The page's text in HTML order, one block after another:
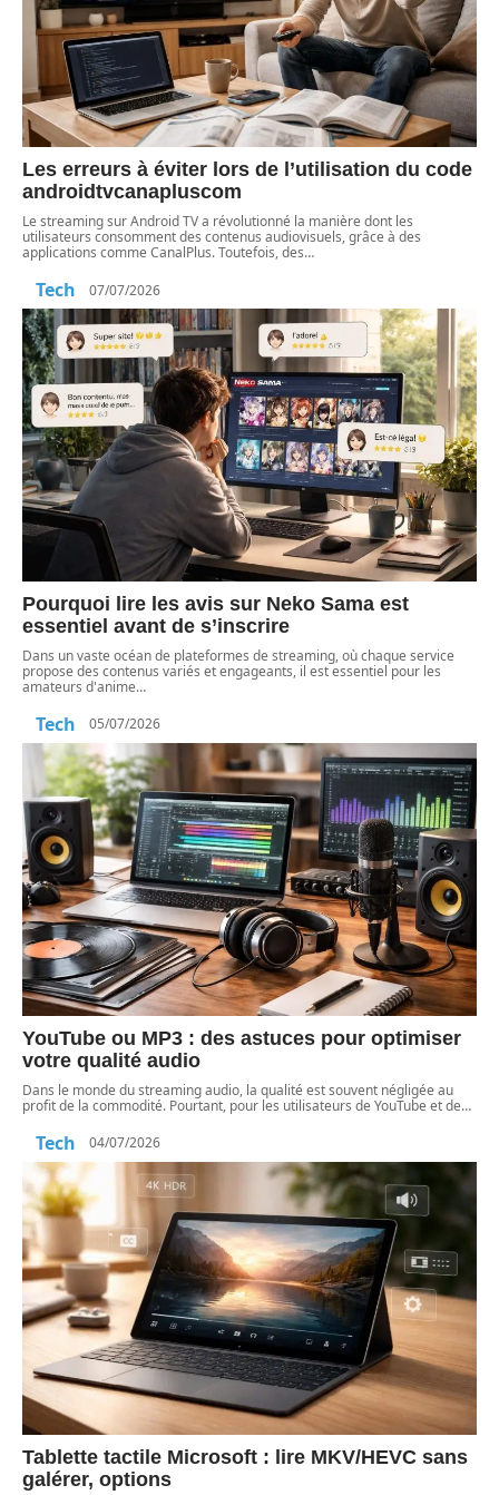
Les erreurs à éviter lors de l’utilisation du code
androidtvcanapluscom
Le streaming sur Android TV a révolutionné la manière dont les
utilisateurs consomment des contenus audiovisuels, grâce à des
applications comme CanalPlus. Toutefois, des…
Tech 07/07/2026
Pourquoi lire les avis sur Neko Sama est
essentiel avant de s’inscrire
Dans un vaste océan de plateformes de streaming, où chaque service
propose des contenus variés et engageants, il est essentiel pour les
amateurs d'anime…
Tech 05/07/2026
YouTube ou MP3 : des astuces pour optimiser
votre qualité audio
Dans le monde du streaming audio, la qualité est souvent négligée au
profit de la commodité. Pourtant, pour les utilisateurs de YouTube et de…
Tech 04/07/2026
Tablette tactile Microsoft : lire MKV/HEVC sans
galérer, options